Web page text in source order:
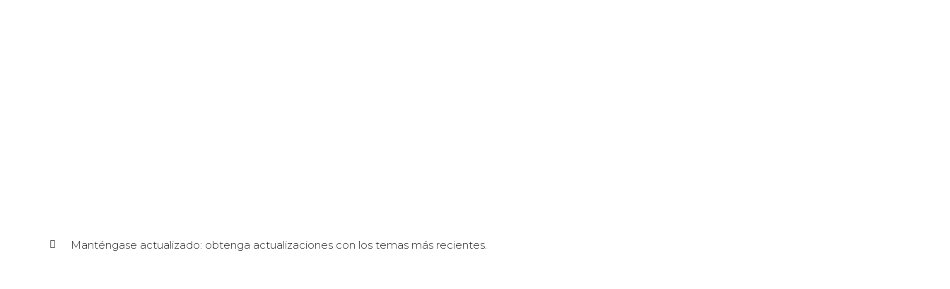
Manténgase actualizado: obtenga actualizaciones con los temas más recientes.